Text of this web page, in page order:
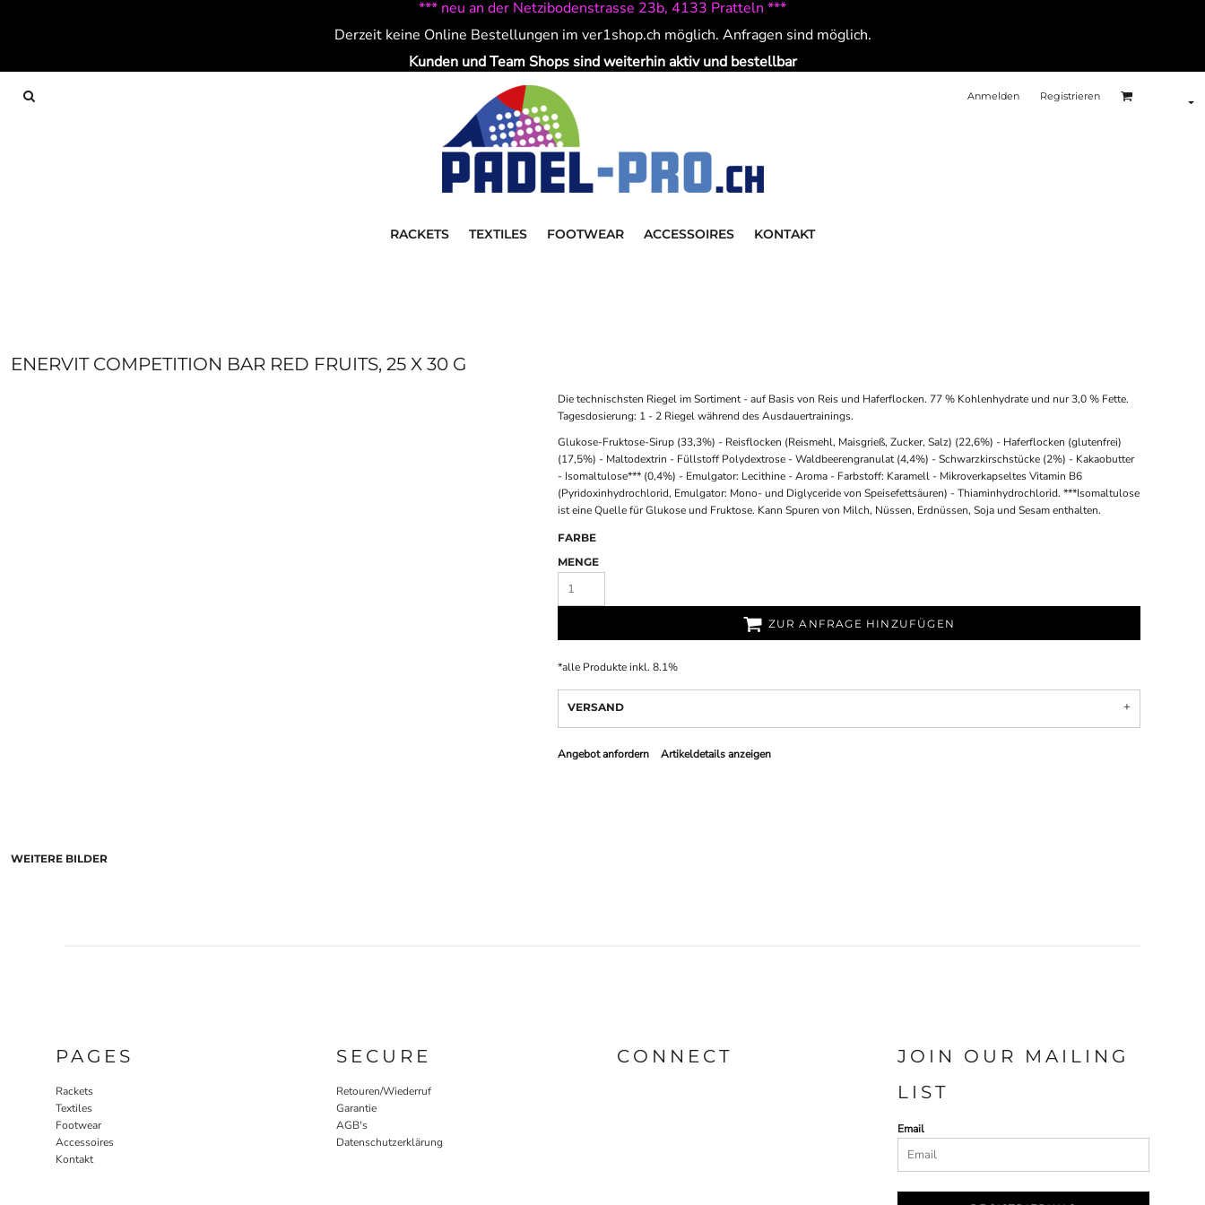
*** neu an der Netzibodenstrasse 23b, 4133 Pratteln ***
Derzeit keine Online Bestellungen im ver1shop.ch möglich. Anfragen sind möglich.
Kunden und Team Shops sind weiterhin aktiv und bestellbar
Anmelden Registrieren
RACKETS TEXTILES FOOTWEAR ACCESSOIRES KONTAKT
ENERVIT COMPETITION BAR RED FRUITS, 25 X 30 G
WEITERE BILDER
Die technischsten Riegel im Sortiment - auf Basis von Reis und Haferflocken. 77 % Kohlenhydrate und nur 3,0 % Fette.
Tagesdosierung: 1 - 2 Riegel während des Ausdauertrainings.
Glukose-Fruktose-Sirup (33,3%) - Reisflocken (Reismehl, Maisgrieß, Zucker, Salz) (22,6%) - Haferflocken (glutenfrei)
(17,5%) - Maltodextrin - Füllstoff Polydextrose - Waldbeerengranulat (4,4%) - Schwarzkirschstücke (2%) - Kakaobutter
- Isomaltulose*** (0,4%) - Emulgator: Lecithine - Aroma - Farbstoff: Karamell - Mikroverkapseltes Vitamin B6
(Pyridoxinhydrochlorid, Emulgator: Mono- und Diglyceride von Speisefettsäuren) - Thiaminhydrochlorid. ***Isomaltulose
ist eine Quelle für Glukose und Fruktose. Kann Spuren von Milch, Nüssen, Erdnüssen, Soja und Sesam enthalten.
FARBE
MENGE
ZUR ANFRAGE HINZUFÜGEN
*alle Produkte inkl. 8.1%
VERSAND
Angebot anfordern Artikeldetails anzeigen
PAGES
Rackets
Textiles
Footwear
Accessoires
Kontakt
SECURE
Retouren/Wiederruf
Garantie
AGB's
Datenschutzerklärung
CONNECT
JOIN OUR MAILING
LIST
Email
FOOTWEAR